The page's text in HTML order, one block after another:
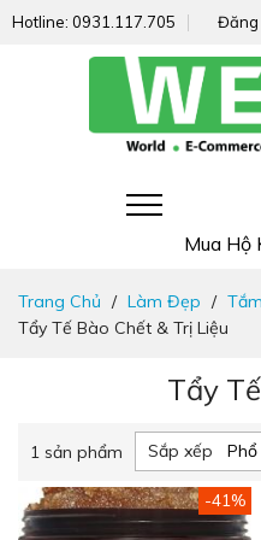
Hotline: 0931.117.705 Đăng
Mua Hộ
nhanh
đến
Trang Chủ Làm Đẹp
Tẩy Tế Bào Chết & Trị Liệu
Tẩy
1 sản phẩm Sắp xếp
-41%